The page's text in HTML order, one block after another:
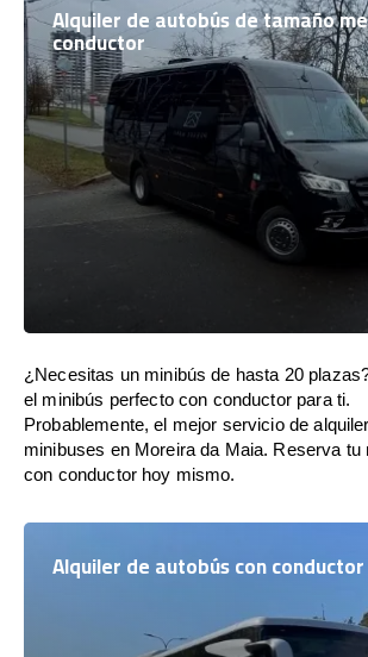
Alquiler de autobús de tamaño
conductor
¿Necesitas un minibús de hasta 20
el minibús perfecto con conductor para ti.
Probablemente, el mejor servicio de
minibuses en Moreira da Maia. Reserva tu
con conductor hoy mismo.
Alquiler de autobús con conductor